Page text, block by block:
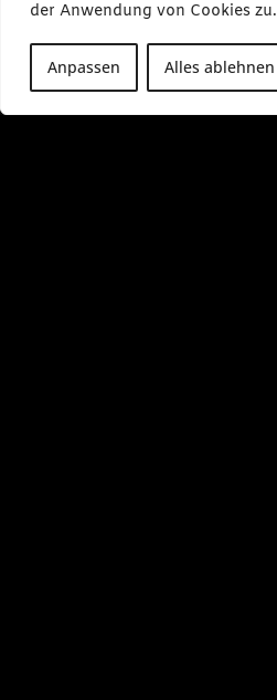
der Anwendung von Cookies zu.
Anpassen Alles ablehnen